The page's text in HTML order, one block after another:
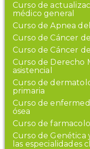
Curso de
médico general
Curso de Apnea
Curso de Cáncer
Curso de Cáncer
Curso de Derecho
asistencial
Curso de
primaria
Curso de
ósea
Curso de
Curso de Genética
las especialidades